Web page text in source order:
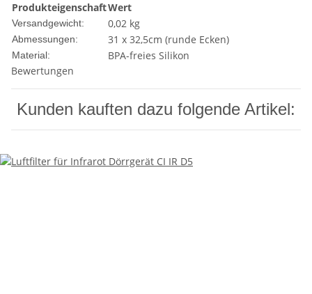
ProdukteigenschaftWert
Versandgewicht: 0,02 kg
Abmessungen: 31 x 32,5cm (runde Ecken)
Material:
BPA-freies Silikon
Bewertungen
Kunden kauften dazu folgende Artikel: